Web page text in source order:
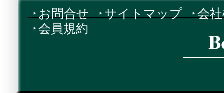
お問合せ サイトマップ
会
会員規約